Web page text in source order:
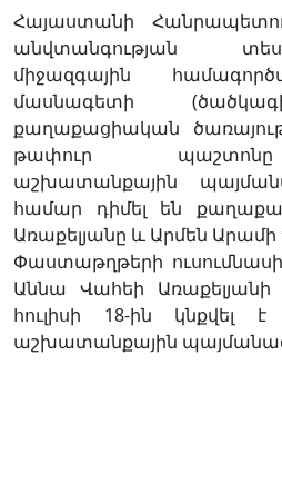
Հայաստանի
անվտանգության
միջազգային
մասնագետի
քաղաքացիական
թափուր
աշխատանքային
համար դիմել են
Առաքելյանը և Արմեն
Փաստաթղթերի
Աննա Վահեի
հուլիսի 18-ին կնքվել
աշխատանքային